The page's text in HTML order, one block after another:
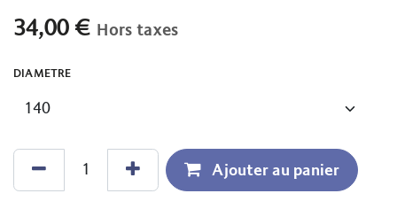
34,00 € Hors taxes
DIAMETRE
Ajouter au panier